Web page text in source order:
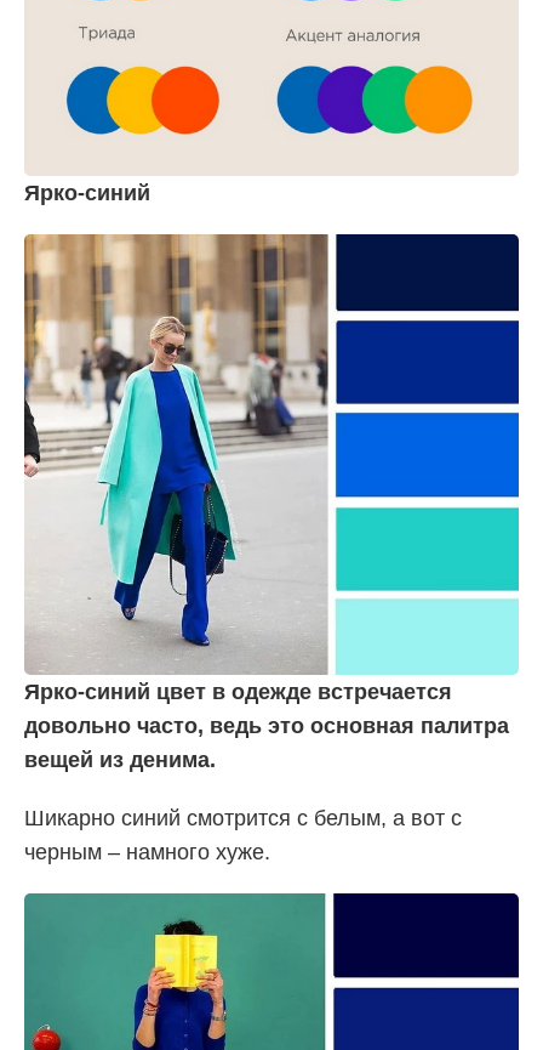
Ярко-синий
Ярко-синий цвет в одежде встречается
довольно часто, ведь это основная палитра
вещей из денима.
Шикарно синий смотрится с белым, а вот с
черным – намного хуже.